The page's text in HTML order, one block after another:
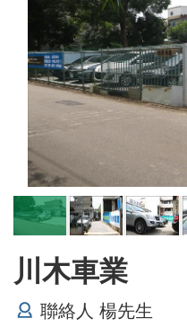
川木車業
聯絡人 楊先生